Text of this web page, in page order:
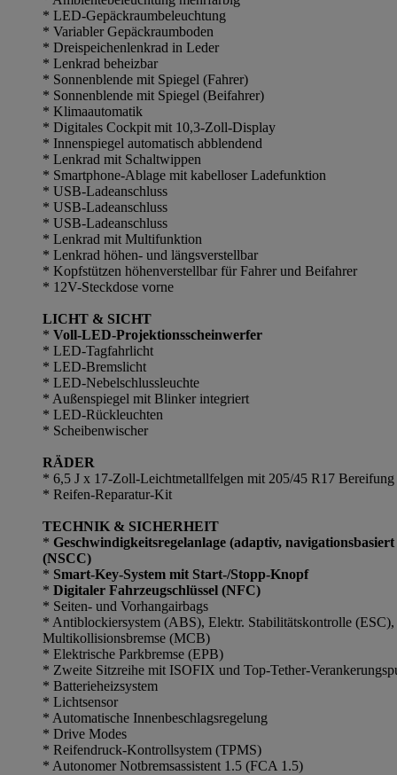
* LED-Gepäckraumbeleuchtung
* Variabler Gepäckraumboden
* Dreispeichenlenkrad in Leder
* Lenkrad beheizbar
* Sonnenblende mit Spiegel (Fahrer)
* Sonnenblende mit Spiegel (Beifahrer)
* Klimaautomatik
* Digitales Cockpit mit 10,3-Zoll-Display
* Innenspiegel automatisch abblendend
* Lenkrad mit Schaltwippen
* Smartphone-Ablage mit kabelloser Ladefunktion
* USB-Ladeanschluss
* USB-Ladeanschluss
* USB-Ladeanschluss
* Lenkrad mit Multifunktion
* Lenkrad höhen- und längsverstellbar
* Kopfstützen höhenverstellbar für Fahrer und Beifahrer
* 12V-Steckdose vorne
LICHT & SICHT
* Voll-LED-Projektionsscheinwerfer
* LED-Tagfahrlicht
* LED-Bremslicht
* LED-Nebelschlussleuchte
* Außenspiegel mit Blinker integriert
* LED-Rückleuchten
* Scheibenwischer
RÄDER
* 6,5 J x 17-Zoll-Leichtmetallfelgen mit 205/45 R17 Bereifung
* Reifen-Reparatur-Kit
TECHNIK & SICHERHEIT
* Geschwindigkeitsregelanlage (adaptiv,
(NSCC)
* Smart-Key-System mit Start-/Stopp-Knopf
* Digitaler Fahrzeugschlüssel (NFC)
* Seiten- und Vorhangairbags
* Antiblockiersystem (ABS), Elektr. Stabilitätskontrolle
Multikollisionsbremse (MCB)
* Elektrische Parkbremse (EPB)
* Zweite Sitzreihe mit ISOFIX und Top-Tether-
* Batterieheizsystem
* Lichtsensor
* Automatische Innenbeschlagsregelung
* Drive Modes
* Reifendruck-Kontrollsystem (TPMS)
* Autonomer Notbremsassistent 1.5 (FCA 1.5)